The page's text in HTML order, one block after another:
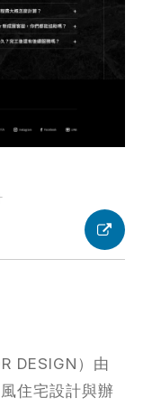
DESIGN）由
住宅設計與辦